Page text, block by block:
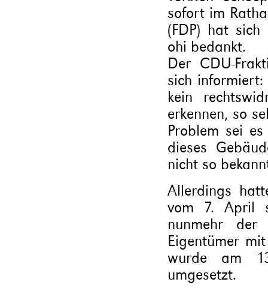
sofort im
(FDP) hat
ohi bedankt.
Der CDU-
sich
kein
erkennen, so
Problem sei
dieses
nicht so
Allerdings
vom 7. April
nunmehr
Eigentümer
wurde am
umgesetzt.